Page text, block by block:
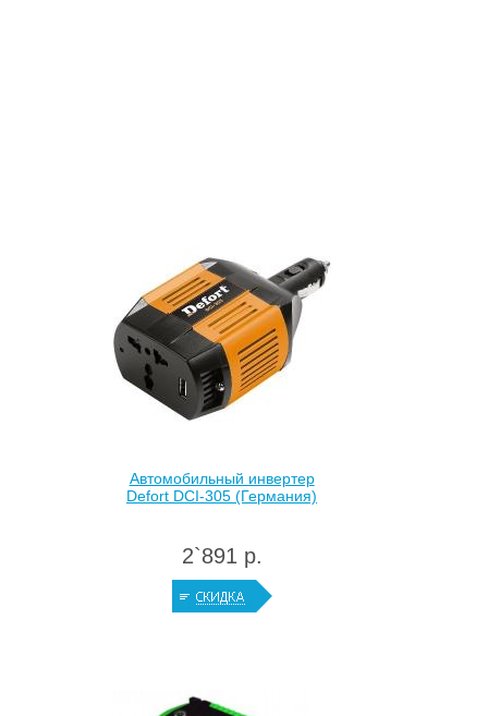
Автомобильный инвертер
Defort DCI-305 (Германия)
2`891 р.